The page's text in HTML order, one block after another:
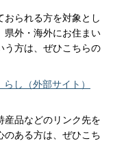
おられる方を対象とし
県外・海外にお住まい
う方は、ぜひこちらの
し（外部サイト）
産品などのリンク先を
のある方は、ぜひこち